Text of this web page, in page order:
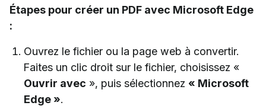
Étapes pour créer un PDF avec Microsoft Edge
:
Ouvrez le fichier ou la page web à convertir.
Faites un clic droit sur le fichier, choisissez «
Ouvrir avec », puis sélectionnez « Microsoft
Edge ».